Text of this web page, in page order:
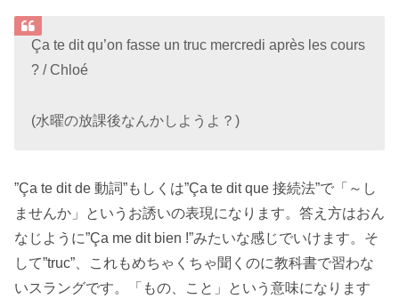
Ça te dit qu’on fasse un truc mercredi après les cours
? / Chloé
(水曜の放課後なんかしようよ？)
”Ça te dit de 動詞”もしくは”Ça te dit que 接続法”で「～し
ませんか」というお誘いの表現になります。答え方はおん
なじように”Ça me dit bien !”みたいな感じでいけます。そ
して”truc”、これもめちゃくちゃ聞くのに教科書で習わな
いスラングです。「もの、こと」という意味になります